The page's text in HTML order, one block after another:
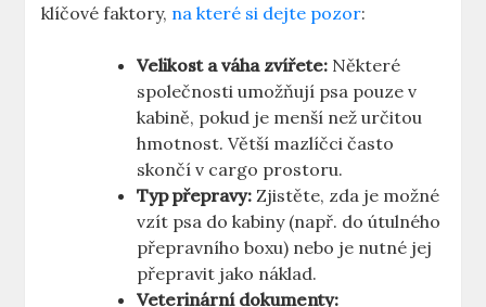
klíčové faktory, na které si dejte pozor:
Velikost a váha zvířete: Některé
společnosti umožňují psa pouze v
kabině, pokud je menší než určitou
hmotnost. Větší mazlíčci často
skončí v cargo prostoru.
Typ přepravy: Zjistěte, zda je možné
vzít psa do kabiny (např. do útulného
přepravního boxu) nebo je nutné jej
přepravit jako náklad.
Veterinární dokumenty: